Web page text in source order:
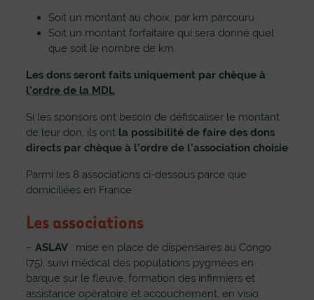
Soit un montant au choix, par km parcouru
Soit un montant forfaitaire qui sera donné quel
que soit le nombre de km
Les dons seront faits uniquement par chèque à
l’ordre de la MDL
Si les sponsors ont besoin de défiscaliser le montant
de leur don, ils ont la possibilité de faire des dons
directs par chèque à l’ordre de l’association choisie
Parmi les 8 associations ci-dessous parce que
domiciliées en France
Les associations
– ASLAV : mise en place de dispensaires au Congo
(75), suivi médical des populations pygmées en
barque sur le fleuve, formation des infirmiers et
assistance opératoire et accouchement, en visio